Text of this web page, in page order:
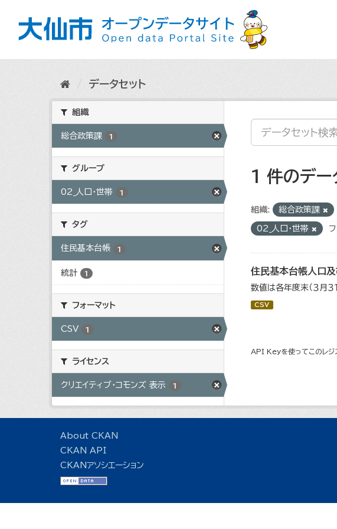
データセット
組織
総合政策課 1
グループ
02_人口・世帯 1
タグ
住民基本台帳 1
統計 1
フォーマット
CSV 1
ライセンス
クリエイティブ・コモンズ 表示 1
1 件のデー
組織: 総合政策課
02_人口・世帯
住民基本台帳人口
数値は各年度末（３月
CSV
API Keyを使ってこのレジ
About CKAN
CKAN API
CKANアソシエーション